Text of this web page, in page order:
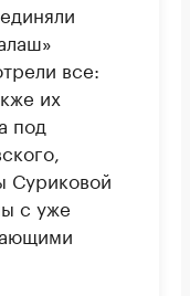
все:
их
под
Суриковой
с уже